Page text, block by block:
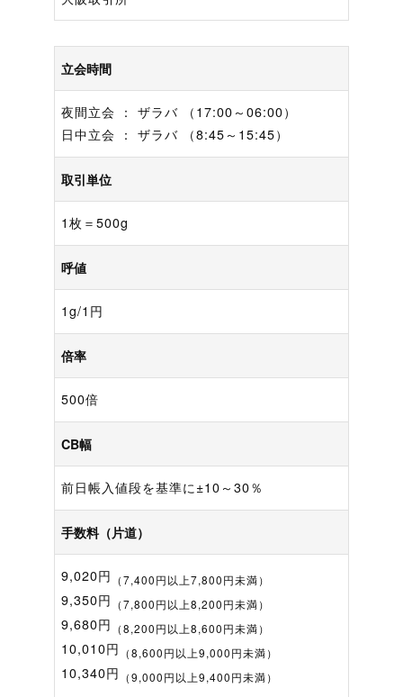
立会時間
夜間立会 ： ザラバ （17:00～06:00）
日中立会 ： ザラバ （8:45～15:45）
取引単位
1枚＝500g
呼値
1g/1円
倍率
500倍
CB幅
前日帳入値段を基準に±10～30％
手数料（片道）
9,020円 （7,400円以上7,800円未満）
9,350円 （7,800円以上8,200円未満）
9,680円 （8,200円以上8,600円未満）
10,010円 （8,600円以上9,000円未満）
10,340円 （9,000円以上9,400円未満）